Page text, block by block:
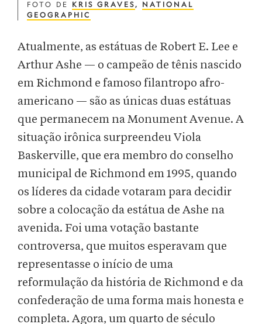
FOTO DE KRIS GRAVES, NATIONAL
GEOGRAPHIC
Atualmente, as estátuas de Robert E. Lee e
Arthur Ashe — o campeão de tênis nascido
em Richmond e famoso filantropo afro-
americano — são as únicas duas estátuas
que permanecem na Monument Avenue. A
situação irônica surpreendeu Viola
Baskerville, que era membro do conselho
municipal de Richmond em 1995, quando
os líderes da cidade votaram para decidir
sobre a colocação da estátua de Ashe na
avenida. Foi uma votação bastante
controversa, que muitos esperavam que
representasse o início de uma
reformulação da história de Richmond e da
confederação de uma forma mais honesta e
completa. Agora, um quarto de século